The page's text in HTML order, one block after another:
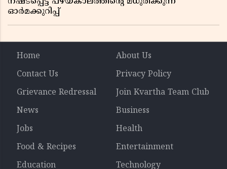
ഓർമക്കുറിപ്പ്
Home
About Us
Contact Us
Privacy Policy
Grievance Redressal
Join Kvartha Team Club
News
Business
Jobs
Health
Food & Recipes
Entertainment
Education
Technology